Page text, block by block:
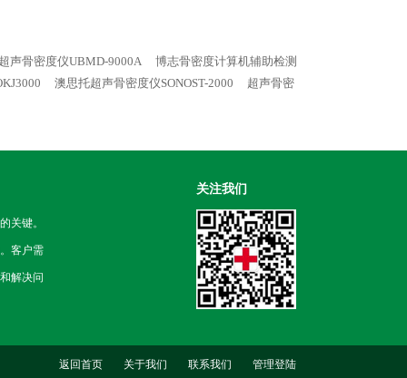
声骨密度仪UBMD-9000A
博志骨密度计算机辅助检测
澳思托超声骨密度仪SONOST-2000
超声骨密
关键。
客户需
解决问
关注我们
返回首页 关于我们 联系我们 管理登陆